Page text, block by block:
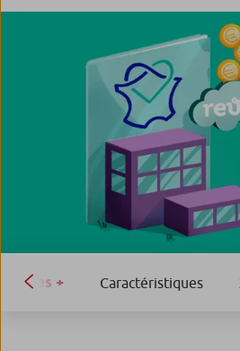
Les + Caractéristiques